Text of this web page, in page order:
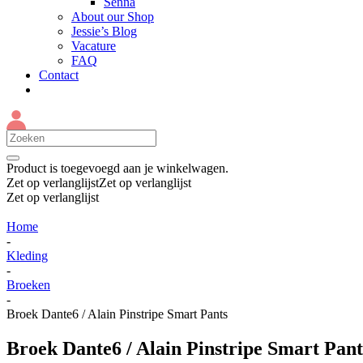
About our Shop
Jessie’s Blog
Vacature
FAQ
Contact
Product is toegevoegd aan je winkelwagen.
Zet op verlanglijstZet op verlanglijst
Zet op verlanglijst
Home
-
Kleding
-
Broeken
-
Broek Dante6 / Alain Pinstripe Smart Pants
Broek Dante6 / Alain Pinstripe Smart